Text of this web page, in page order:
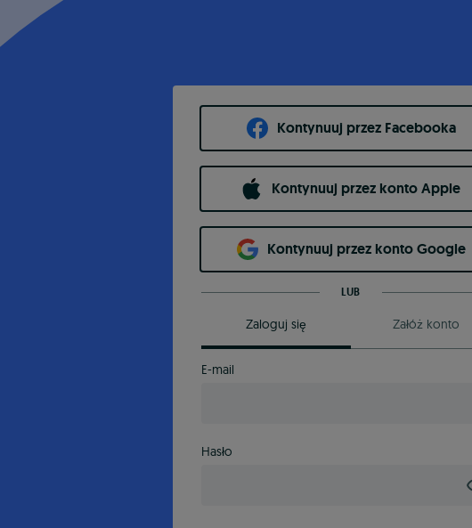
Kontynuuj przez Facebooka
Kontynuuj przez konto Apple
Kontynuuj przez konto Google
LUB
Zaloguj się Załóż konto
E-mail
Hasło